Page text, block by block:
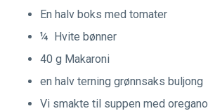
En halv boks med tomater
¼ Hvite bønner
40 g Makaroni
en halv terning grønnsaks buljong
Vi smakte til suppen med